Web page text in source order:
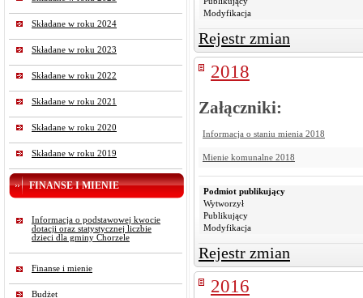
Składane w roku 2024
Składane w roku 2023
Składane w roku 2022
Składane w roku 2021
Składane w roku 2020
Składane w roku 2019
FINANSE I MIENIE
Informacja o podstawowej kwocie
dotacji oraz statystycznej liczbie
dzieci dla gminy Chorzele
Finanse i mienie
Budżet
Modyfikacja
Rejestr zmian
2018
Załączniki:
Informacja o staniu mienia 2018
Mienie komunalne 2018
Podmiot publikujący
Wytworzył
Publikujący
Modyfikacja
Rejestr zmian
2016